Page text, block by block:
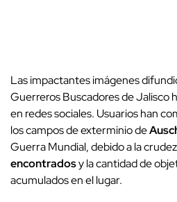
Las impactantes imágenes
Guerreros Buscadores de Jalisco
en redes sociales. Usuarios han
los campos de exterminio de
Guerra Mundial, debido a la
encontradosy la cantidad de
acumulados en el lugar.